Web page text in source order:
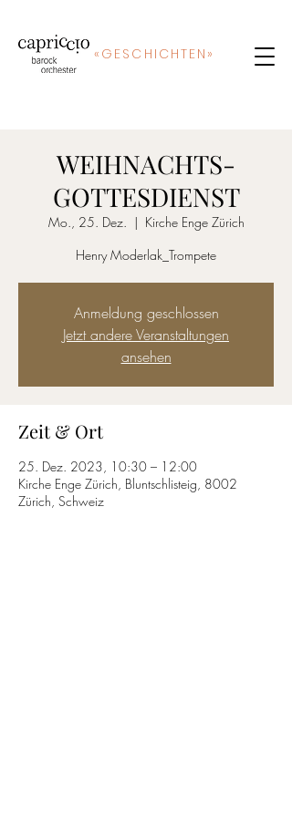
« GESCHICHTEN»
WEIHNACHTS-
GOTTESDIENST
Mo., 25. Dez.
  |
Kirche Enge Zürich
Henry Moderlak_Trompete
Anmeldung geschlossen
Jetzt andere Veranstaltungen
ansehen
Zeit & Ort
25. Dez. 2023, 10:30 – 12:00
Kirche Enge Zürich, Bluntschlisteig, 8002
Zürich, Schweiz